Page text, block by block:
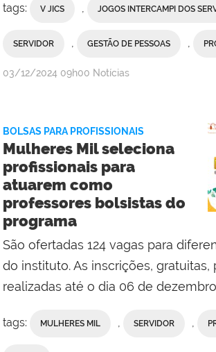
tags: V JICS , JOGOS INTERCAMPI DOS
SERVIDOR , GESTÃO DE PESSOAS ,
por
Reitoria
publicado
03/12/2024 09h00 Notícias
BOLSAS PARA PROFISSIONAIS
Mulheres Mil seleciona
profissionais para
atuarem como
professores bolsistas do
programa
São ofertadas 124 vagas para
do instituto. As inscrições, gratuitas,
realizadas até o dia 06 de
tags: MULHERES MIL SERVIDOR